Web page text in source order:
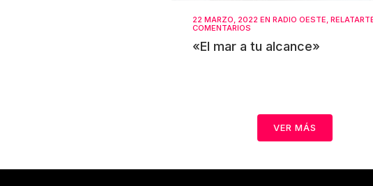
22 MARZO, 2022 EN RADIO OESTE,
COMENTARIOS
«El mar a tu alcance»
VER MÁS